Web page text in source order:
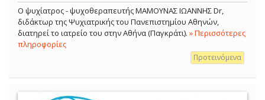
Ο ψυχίατρος - ψυχοθεραπευτής ΜΑΜΟΥΝΑΣ ΙΩΑΝΝΗΣ Dr,
διδάκτωρ της Ψυχιατρικής του Πανεπιστημίου Αθηνών,
διατηρεί το ιατρείο του στην Αθήνα (Παγκράτι). » Περισσότερες
πληροφορίες
Προτεινόμενα